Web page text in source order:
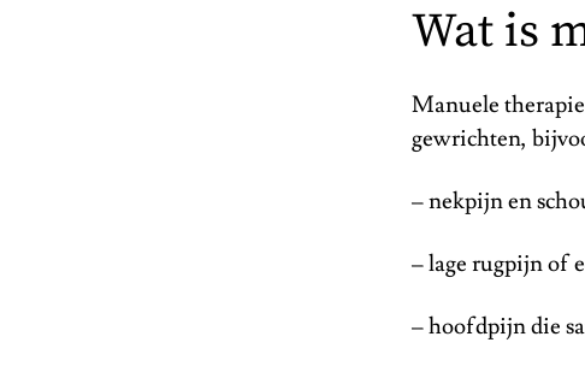
Wat is
Manuele
gewrichten,
– nekpijn en
– lage rugpijn of
– hoofdpijn die